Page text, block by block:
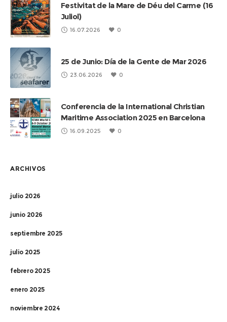
Festivitat de la Mare de Déu del Carme (16
Juliol)
16.07.2026 0
25 de Junio: Día de la Gente de Mar 2026
23.06.2026 0
Conferencia de la International Christian
Maritime Association 2025 en Barcelona
16.09.2025 0
ARCHIVOS
julio 2026
junio 2026
septiembre 2025
julio 2025
febrero 2025
enero 2025
noviembre 2024